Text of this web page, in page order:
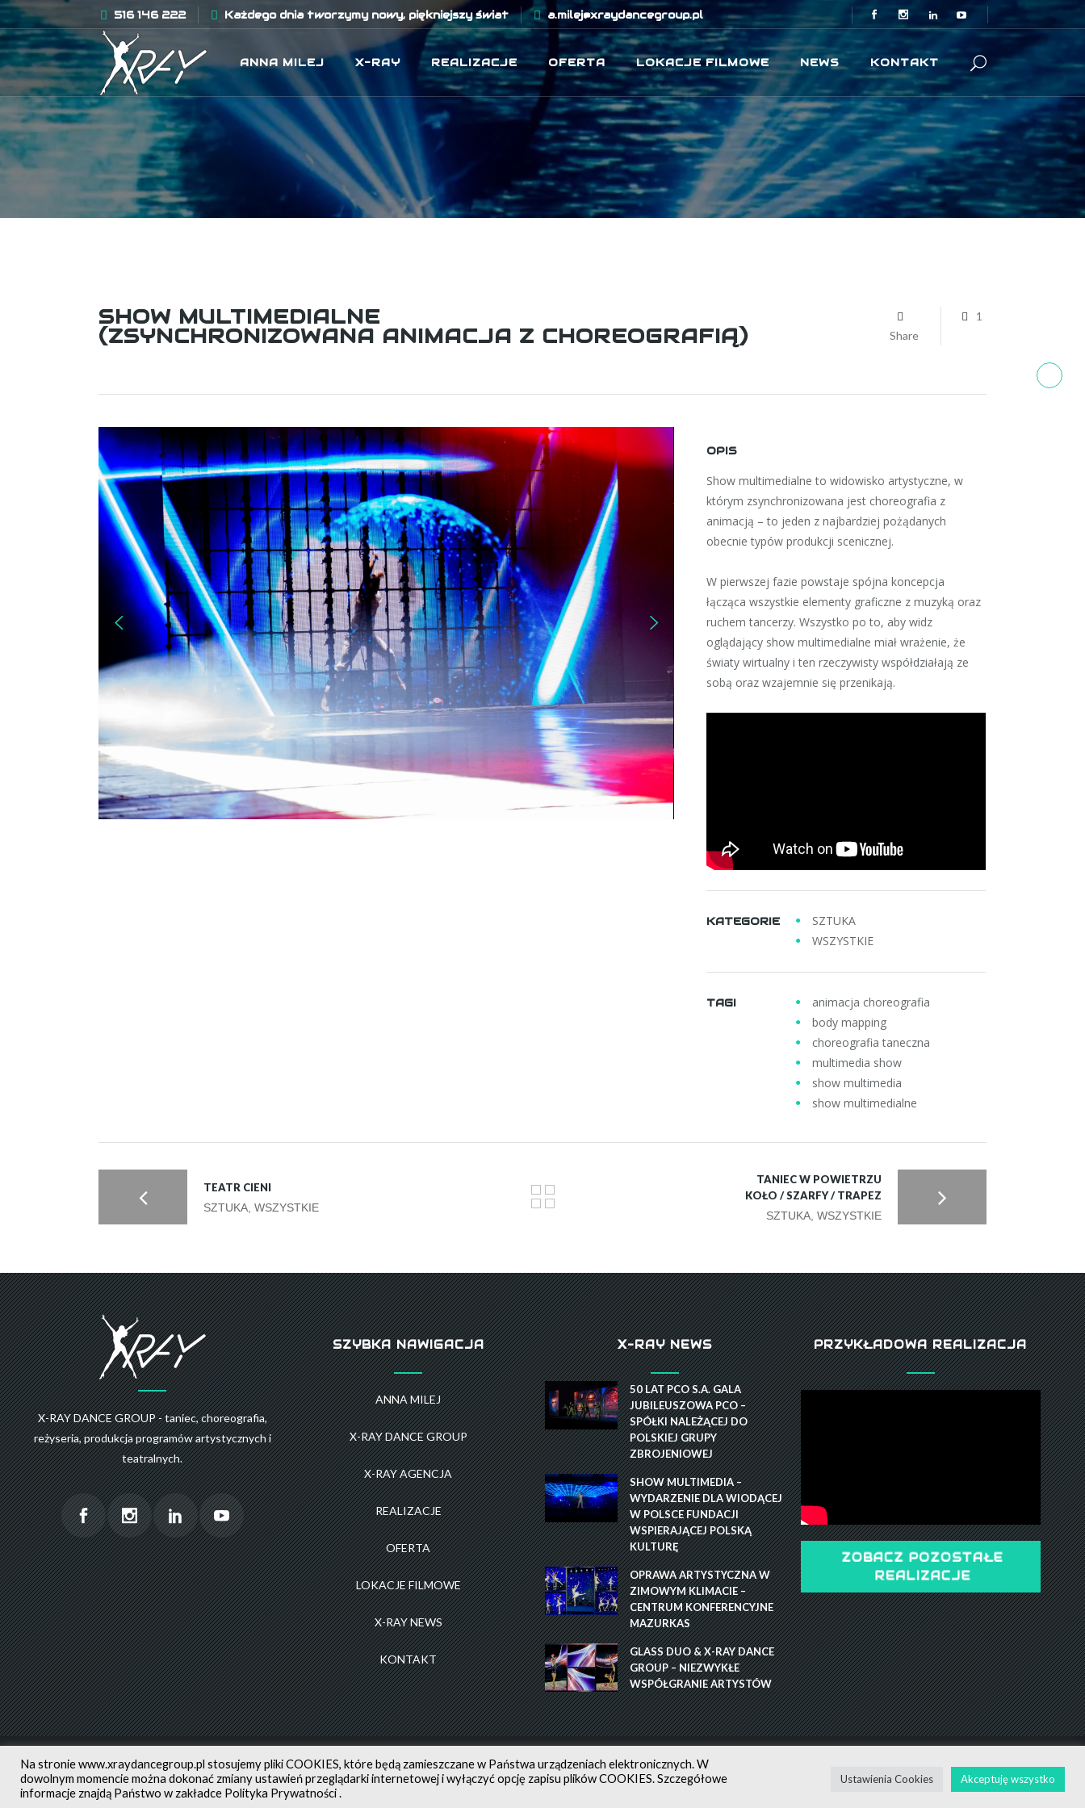
516 146 222 Każdego dnia tworzymy nowy, piękniejszy świat a.milej@xraydancegroup.pl
ANNA MILEJ X-RAY REALIZACJE OFERTA LOKACJE FILMOWE NEWS KONTAKT
SHOW MULTIMEDIALNE
(ZSYNCHRONIZOWANA ANIMACJA Z CHOREOGRAFIĄ) Share
1
OPIS
Show multimedialne towidowisko artystyczne, w
którym zsynchronizowana jest choreografia z
animacją – to jeden z najbardziej pożądanych
obecnie typów produkcji scenicznej.
W pierwszej fazie powstaje spójna koncepcja
łącząca wszystkie elementy graficzne z muzyką oraz
ruchem tancerzy. Wszystko po to, abywidz
oglądający show multimedialne miał wrażenie, że
światy wirtualny i ten rzeczywisty współdziałają ze
sobą oraz wzajemnie się przenikają.
KATEGORIE
SZTUKA
WSZYSTKIE
TAGI
animacja choreografia
body mapping
choreografia taneczna
multimedia show
show multimedia
show multimedialne
TEATR CIENI
SZTUKA, WSZYSTKIE
TANIEC W POWIETRZU
KOŁO / SZARFY / TRAPEZ
SZTUKA, WSZYSTKIE
X-RAY DANCE GROUP - taniec, choreografia,
reżyseria, produkcja programów artystycznych i
teatralnych.
SZYBKA NAWIGACJA
ANNA MILEJ
X-RAY DANCE GROUP
X-RAY AGENCJA
REALIZACJE
OFERTA
LOKACJE FILMOWE
X-RAY NEWS
KONTAKT
X-RAY NEWS
50 LAT PCO S.A. GALA
JUBILEUSZOWA PCO –
SPÓŁKI NALEŻĄCEJ DO
POLSKIEJ GRUPY
ZBROJENIOWEJ
SHOW MULTIMEDIA –
WYDARZENIE DLA WIODĄCEJ
W POLSCE FUNDACJI
WSPIERAJĄCEJ POLSKĄ
KULTURĘ
OPRAWA ARTYSTYCZNA W
ZIMOWYM KLIMACIE –
CENTRUM KONFERENCYJNE
MAZURKAS
GLASS DUO & X-RAY DANCE
GROUP – NIEZWYKŁE
WSPÓŁGRANIE ARTYSTÓW
PRZYKŁADOWA REALIZACJA
ZOBACZ POZOSTAŁE
REALIZACJE
AUTORZY ZDJĘĆ NA STRONIEXRAYDANCEGROUP.PL
Na stroniewww.xraydancegroup.pl stosujemy pliki COOKIES, które będą zamieszczane w Państwa urządzeniach elektronicznych. W
dowolnym momencie można dokonać zmiany ustawień przeglądarki internetowej i wyłączyć opcję zapisu plików COOKIES. Szczegółowe
informacje znajdą Państwo w zakładce Polityka Prywatności.
Ustawienia Cookies Akceptuję wszystko